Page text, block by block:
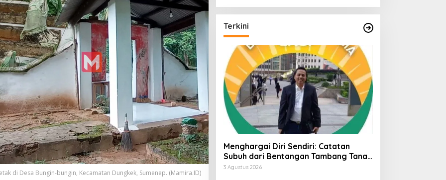
di Desa Bungin-bungin, Kecamatan Dungkek, Sumenep. (Mamira.ID)
Terkini
Menghargai Diri Sendiri: Catatan
Subuh dari Bentangan Tambang Tanah
Jawa
3 Agustus 2026